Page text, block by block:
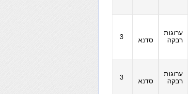
ערוגות
רבקה
סדנא
ערוגות
רבקה
סדנא